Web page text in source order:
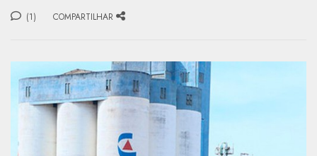
(1) COMPARTILHAR